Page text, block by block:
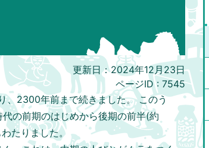
更新日：2024年12月23日
ページID : 7545
、2300年前まで続きました。 このう
の前期のはじめから後期の前半(約
たりました。